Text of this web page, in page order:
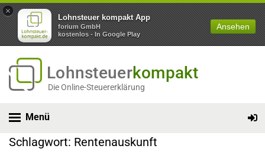
×
Lohnsteuer kompakt App
forium GmbH
kostenlos - In Google Play
Ansehen
Lohnsteuerkompakt
Die Online-Steuererklärung
Menü
Schlagwort: Rentenauskunft